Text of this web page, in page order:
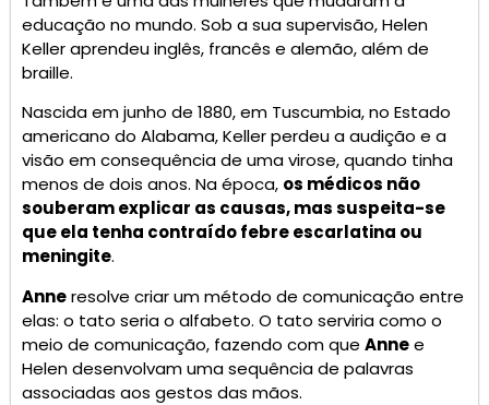
educação no mundo. Sob a sua supervisão, Helen
Keller aprendeu inglês, francês e alemão, além de
braille.
Nascida em junho de 1880, em Tuscumbia, no Estado
americano do Alabama, Keller perdeu a audição e a
visão em consequência de uma virose, quando tinha
menos de dois anos. Na época, os médicos não
souberam explicar as causas, mas suspeita-se
que ela tenha contraído febre escarlatina ou
meningite.
Anneresolve criar um método de comunicação entre
elas: o tato seria o alfabeto. O tato serviria como o
meio de comunicação, fazendo com que Annee
Helen desenvolvam uma sequência de palavras
associadas aos gestos das mãos.